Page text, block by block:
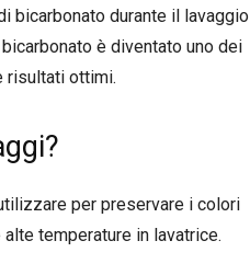
bicarbonato durante il lavaggio
è diventato uno dei
risultati ottimi.
per preservare i colori
temperature in lavatrice.